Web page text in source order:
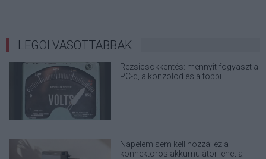
LEGOLVASOTTABBAK
Rezsicsökkentés: mennyit fogyaszt a
PC-d, a konzolod és a többi
Napelem sem kell hozzá: ez a
konnektoros akkumulátor lehet a